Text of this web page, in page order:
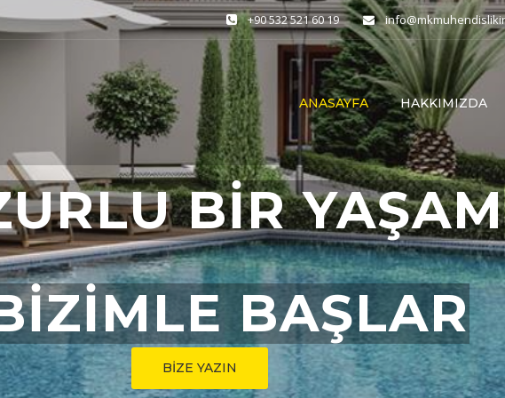
+90 532 521 60 19
ANASAYFA HAKKIMIZDA
BAŞLAR
BİZE YAZIN
BİR YAŞAM